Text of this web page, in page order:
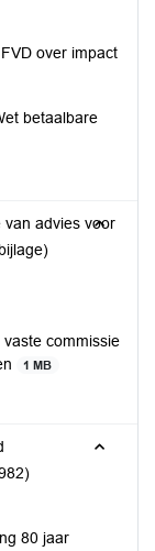
over impact
betaalbare
van advies voor
commissie
1 MB
80 jaar